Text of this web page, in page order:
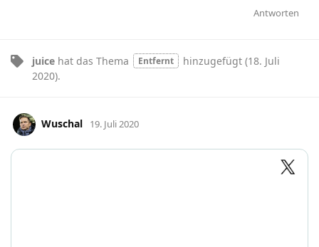
Antworten
juice hat das Thema Entfernt hinzugefügt (18. Juli
2020).
Wuschal 19. Juli 2020